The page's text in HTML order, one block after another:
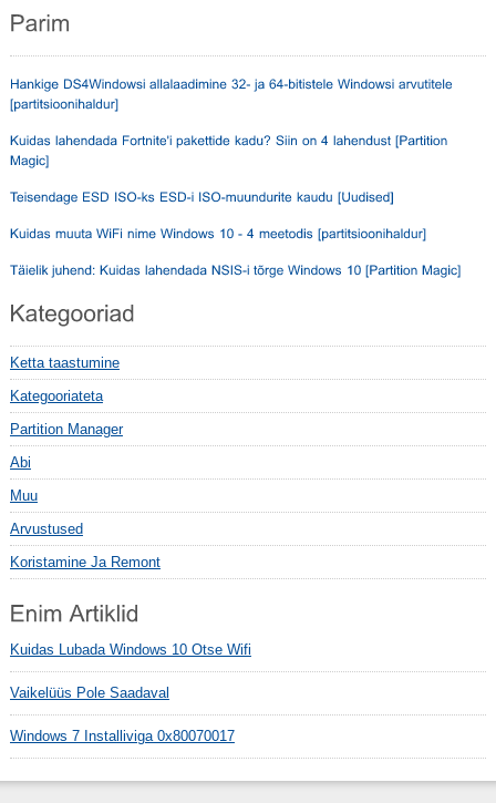
Ketta taastumine
Kategooriateta
Partition Manager
Abi
Muu
Arvustused
Koristamine Ja Remont
Kuidas Lubada Windows 10 Otse Wifi
Vaikelüüs Pole Saadaval
Windows 7 Installiviga 0x80070017